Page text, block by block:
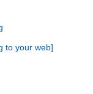
to your web]